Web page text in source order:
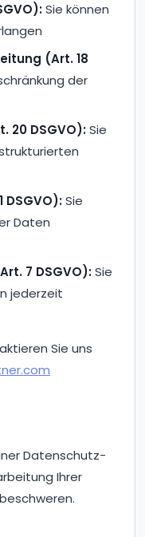
Sie können
(Art. 18
der
20 DSGVO):Sie
Sie
Daten
7 DSGVO):Sie
jederzeit
Sie uns
Datenschutz-
Ihrer